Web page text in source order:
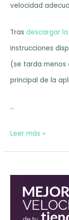
velocidad
Trasdescargar
instrucciones
(se tarda menos
principal de la
…
Cómo
Leer más »